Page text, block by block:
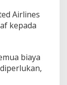
Airlines
kepada
biaya